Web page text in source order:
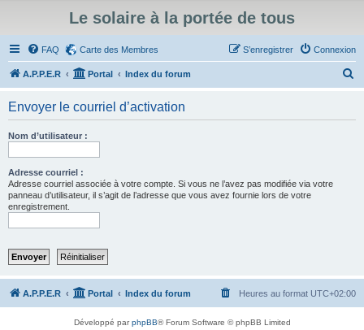
Le solaire à la portée de tous
FAQ Carte des Membres Connexion
S’enregistrer
A.P.P.E.R Portal Index du forum
Envoyer le courriel d’activation
Nom d’utilisateur :
Adresse courriel :
Adresse courriel associée à votre compte. Si vous ne l’avez pas modifiée via votre
panneau d’utilisateur, il s’agit de l’adresse que vous avez fournie lors de votre
enregistrement.
A.P.P.E.R Portal Index du forum Heures au format UTC+02:00
Développé parphpBB® Forum Software © phpBB Limited